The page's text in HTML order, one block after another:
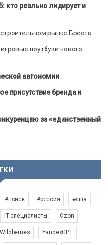
кто реально лидирует и
рынке Бреста
ноутбуки нового
автономии
присутствие бренда и
за «единственный
#поиск #россия #сша
IT-специалисты Ozon
Wildberries YandexGPT